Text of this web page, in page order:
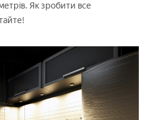
Як зробити все